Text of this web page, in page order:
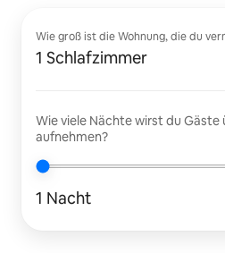
Wie groß ist die Wohnung, die du
1 Schlafzimmer
Wie viele Nächte wirst du Gäste
aufnehmen?
1 Nacht